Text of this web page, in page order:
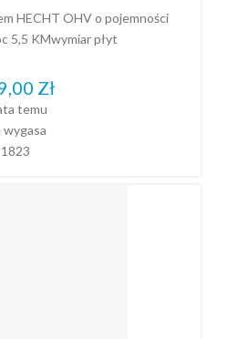
HECHT OHV o pojemności
5,5 KMwymiar płyt
Zł
temu
wygasa
1823